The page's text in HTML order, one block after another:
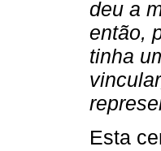
deu a
então,
tinha
Esta